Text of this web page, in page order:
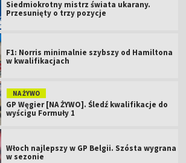
Siedmiokrotny mistrz świata ukarany.
Przesunięty o trzy pozycje
F1: Norris minimalnie szybszy od Hamiltona
w kwalifikacjach
NA ŻYWO
GP Węgier [NA ŻYWO]. Śledź kwalifikacje do
wyścigu Formuły 1
Włoch najlepszy w GP Belgii. Szósta wygrana
w sezonie